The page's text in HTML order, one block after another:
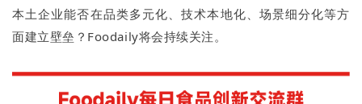
本土企业能否在品类多元化、技术本地化、场景细分化等方
面建立壁垒？Foodaily将会持续关注。